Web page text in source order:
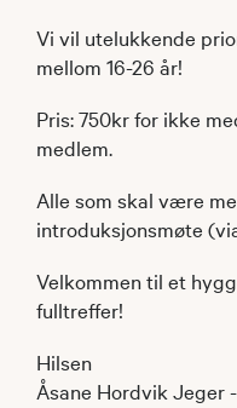
Vi vil utelukkende
mellom 16-26 år!
Pris: 750kr for ikke
medlem.
Alle som skal være
introduksjonsmøte
Velkommen til et
fulltreffer!
Hilsen
Åsane Hordvik Jeger